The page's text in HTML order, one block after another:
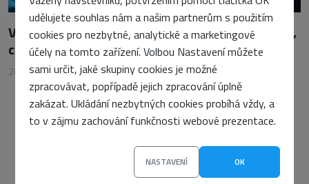
udělujete souhlas nám a našim partnerům s použitím
cookies pro nezbytné, analytické a marketingové
účely na tomto zařízení. Volbou Nastavení můžete
sami určit, jaké skupiny cookies je možné
zpracovávat, popřípadě jejich zpracování úplně
zakázat. Ukládání nezbytných cookies probíhá vždy, a
to v zájmu zachování funkčnosti webové prezentace.
NASTAVENÍ OK
Výběr správného hostingu: Sdílený hosting, VPS,
cloud – co je pro vás nejlepší?
24. října 2025 • Petra Sasínová